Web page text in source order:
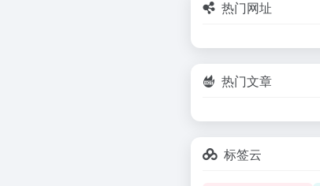
热门网址
热门文章
标签云